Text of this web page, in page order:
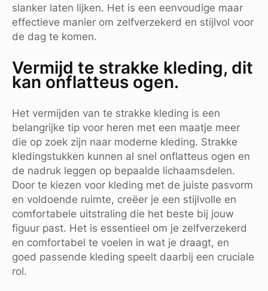
slanker laten lijken. Het is een eenvoudige maar
effectieve manier om zelfverzekerd en stijlvol voor
de dag te komen.
Vermijd te strakke kleding, dit
kan onflatteus ogen.
Het vermijden van te strakke kleding is een
belangrijke tip voor heren met een maatje meer
die op zoek zijn naar moderne kleding. Strakke
kledingstukken kunnen al snel onflatteus ogen en
de nadruk leggen op bepaalde lichaamsdelen.
Door te kiezen voor kleding met de juiste pasvorm
en voldoende ruimte, creëer je een stijlvolle en
comfortabele uitstraling die het beste bij jouw
figuur past. Het is essentieel om je zelfverzekerd
en comfortabel te voelen in wat je draagt, en
goed passende kleding speelt daarbij een cruciale
rol.